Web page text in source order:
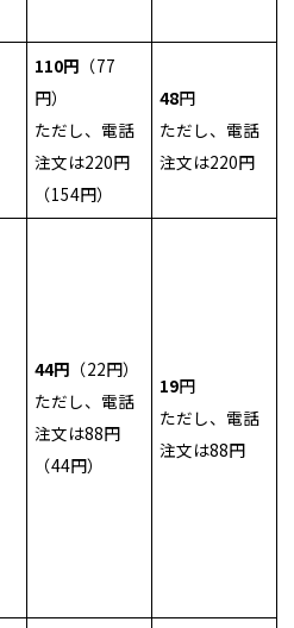
110円 （77
円）
ただし、電話
注文は220円
（154円）
48円
ただし、電話
注文は220円
44円 （22円）
ただし、電話
注文は88円
（44円）
19円
ただし、電話
注文は88円